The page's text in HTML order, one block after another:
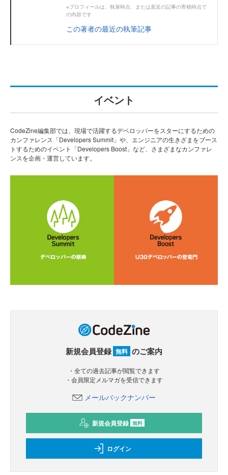
※プロフィールは、執筆時点、または直近の記事の寄稿時点で
の内容です
この著者の最近の執筆記事
イベント
CodeZine編集部では、現場で活躍するデベロッパーをスターにするための
カンファレンス「Developers Summit」や、エンジニアの生きざまをブース
トするためのイベント「Developers Boost」など、さまざまなカンファレ
ンスを企画・運営しています。
新規会員登録 無料 のご案内
・全ての過去記事が閲覧できます
・会員限定メルマガを受信できます
メールバックナンバー
新規会員登録 無料
ログイン